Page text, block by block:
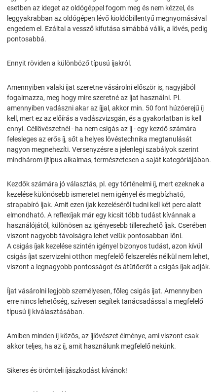
esetben az ideget az oldógéppel fogom meg és nem kézzel, és
leggyakrabban az oldógépen lévő kioldóbillentyű megnyomásával
engedem el. Ezáltal a vessző kifutása simábbá válik, a lövés, pedig
pontosabbá.
Ennyit röviden a különböző típusú íjakról.
Amennyiben valaki íjat szeretne vásárolni először is, nagyjából
fogalmazza, meg hogy mire szeretné az íjat használni. Pl.
amennyiben vadászni akar az íjjal, akkor min. 50 font húzóerejű íj
kell, mert ez az előírás a vadászvizsgán, és a gyakorlatban is kell
ennyi. Céllövészetnél - ha nem csigás az íj - egy kezdő számára
felesleges az erős íj, sőt a helyes lövéstechnika megtanulását
nagyon megnehezíti. Versenyzésre a jelenlegi szabályok szerint
mindhárom íjtípus alkalmas, természetesen a saját kategóriájában.
Kezdők számára jó választás, pl. egy történelmi íj, mert ezeknek a
kezelése különösebb ismeretet nem igényel és megbízható,
strapabíró íjak. Amit ezen íjak kezeléséről tudni kell két perc alatt
elmondható. A reflexíjak már egy kicsit több tudást kívánnak a
használójától, különösen az igényesebb tillerezhető íjak. Cserében
viszont nagyobb távolságra lehet velük pontosabban lőni.
A csigás íjak kezelése szintén igényel bizonyos tudást, azon kívül
csigás íjat szervizelni otthon megfelelő felszerelés nélkül nem lehet,
viszont a legnagyobb pontosságot és átütőerőt a csigás íjak adják.
Íjat vásárolni legjobb személyesen, főleg csigás íjat. Amennyiben
erre nincs lehetőség, szívesen segítek tanácsadással a megfelelő
típusú íj kiválasztásában.
Amiben minden íj közös, az íjlövészet élménye, ami viszont csak
akkor teljes, ha az íj, amit használunk megfelelő nekünk.
Sikeres és örömteli íjászkodást kívánok!